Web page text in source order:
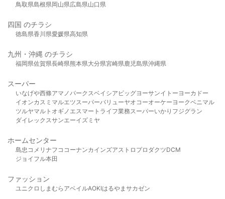
鳥取県島根県岡山県広島県山口県
四国 のチラシ
徳島県香川県愛媛県高知県
九州・沖縄 のチラシ
福岡県佐賀県長崎県熊本県大分県宮崎県鹿児島県沖縄県
スーパー
いなげや西條アマノパークスベイシア ビッグヨーサンイトーヨーカドー
イオンカスミ マルエツスーパーバリューヤオコーオーケー ヨークベニマル
ツルヤマルト オギノ エスマート ライフ業務スーパーいかり フジグラン
ダイレックスサンエーイズミヤ
ホームセンター
島忠 コメリ ナフコ コーナンカインズアストロプロダクツDCM
ジョイフル本田
ファッション
ユニクロ しまむら アベイルAOKIはるやま サカゼン